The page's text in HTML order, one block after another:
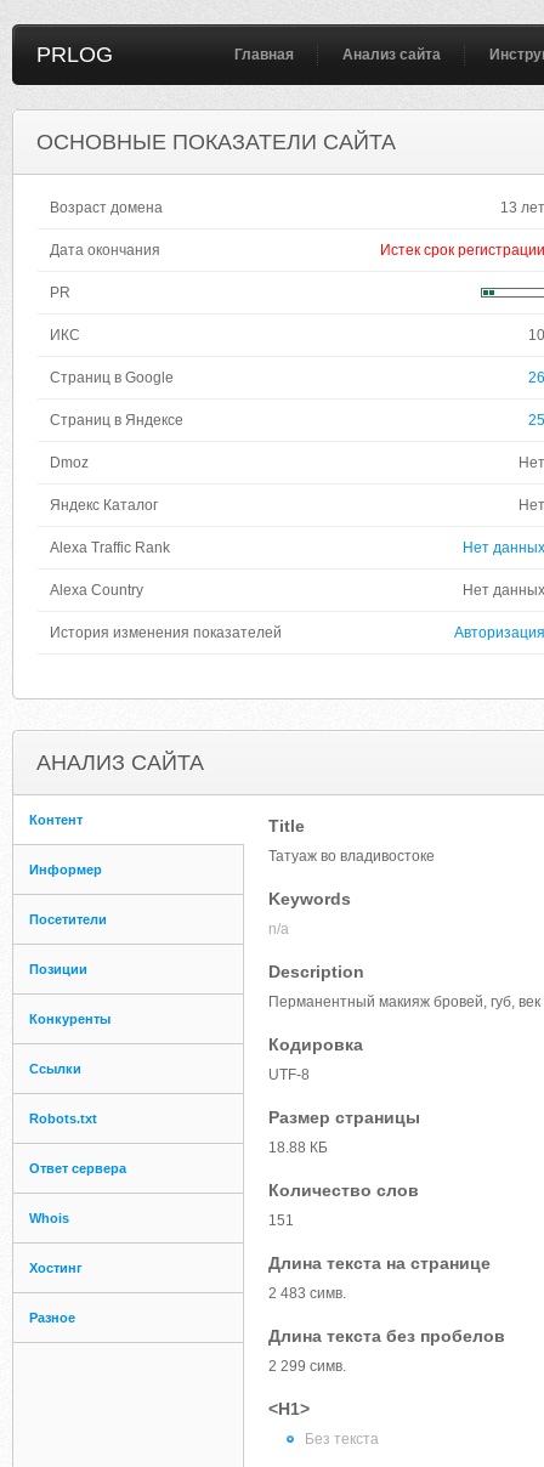
PRLOG Главная Анализ сайта
ОСНОВНЫЕ ПОКАЗАТЕЛИ САЙТА
Возраст домена 13 лет
Дата окончания Истек срок регистрации
PR
ИКС 10
Страниц в Google 26
Страниц в Яндексе 25
Dmoz Нет
Яндекс Каталог Нет
Alexa Traffic Rank Нет данных
Alexa Country Нет данных
История изменения показателей Авторизация
АНАЛИЗ САЙТА
Контент
Информер
Посетители
Позиции
Конкуренты
Ссылки
Robots.txt
Ответ сервера
Whois
Хостинг
Разное
Title
Татуаж во владивостоке
Keywords
n/a
Description
Перманентный макияж бровей, губ,
Кодировка
UTF-8
Размер страницы
18.88 КБ
Количество слов
151
Длина текста на странице
2 483 симв.
Длина текста без пробелов
2 299 симв.
<H1>
Без текста